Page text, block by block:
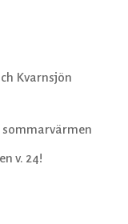
Kvarnsjön
sommarvärmen
v. 24!